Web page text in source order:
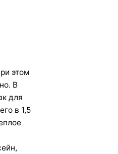
этом
В
для
в 1,5